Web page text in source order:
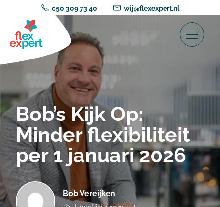
050 309 73 40 wij@flexexpert.nl
Bob’s Kijk Op:
Minder flexibiliteit
per 1 januari 2026
Bob Vereijken